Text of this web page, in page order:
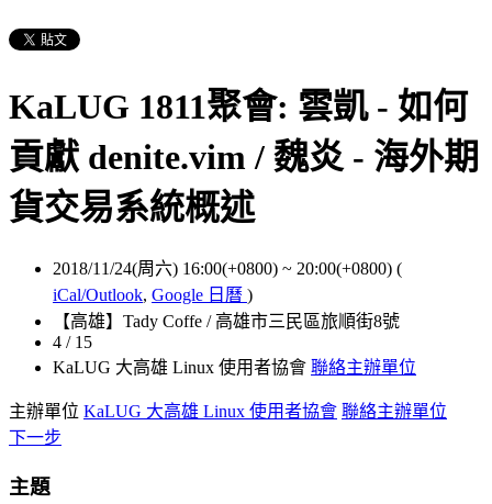
KaLUG 1811聚會: 雲凱 - 如何
貢獻 denite.vim / 魏炎 - 海外期
貨交易系統概述
2018/11/24(周六) 16:00(+0800) ~ 20:00(+0800) (
iCal/Outlook, Google 日曆 )
【高雄】Tady Coffe / 高雄市三民區旅順街8號
4 / 15
KaLUG 大高雄 Linux 使用者協會 聯絡主辦單位
主辦單位 KaLUG 大高雄 Linux 使用者協會 聯絡主辦單位
下一步
主題